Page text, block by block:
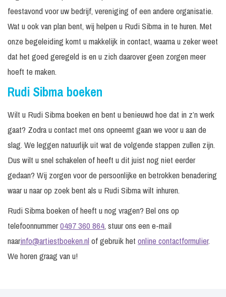
feestavond voor uw bedrijf, vereniging of een andere organisatie.
Wat u ook van plan bent, wij helpen u Rudi Sibma in te huren. Met
onze begeleiding komt u makkelijk in contact, waarna u zeker weet
dat het goed geregeld is en u zich daarover geen zorgen meer
hoeft te maken.
Rudi Sibma boeken
Wilt u Rudi Sibma boeken en bent u benieuwd hoe dat in z’n werk
gaat? Zodra u contact met ons opneemt gaan we voor u aan de
slag. We leggen natuurlijk uit wat de volgende stappen zullen zijn.
Dus wilt u snel schakelen of heeft u dit juist nog niet eerder
gedaan? Wij zorgen voor de persoonlijke en betrokken benadering
waar u naar op zoek bent als u Rudi Sibma wilt inhuren.
Rudi Sibma boeken of heeft u nog vragen? Bel ons op
telefoonnummer0497 360 864, stuur ons een e-mail
naarinfo@artiestboeken.nlof gebruik het online contactformulier.
We horen graag van u!